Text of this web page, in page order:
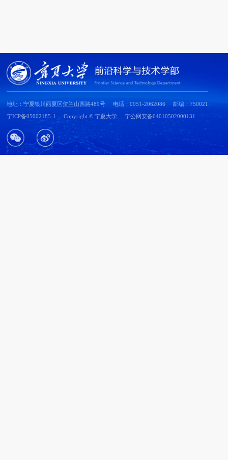
地址：宁夏银川西夏区贺兰山西路489号 电话：0951-2062086 邮编：750021
宁ICP备05002185-1
Copyright © 宁夏大学 宁公网安备64010502000131